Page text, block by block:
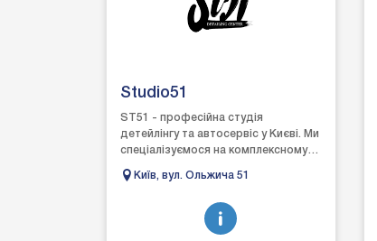
Studio51
ST51 - професійна студія
детейлінгу та автосервіс у Києві. Ми
спеціалізуємося на комплексному
автомобілів. Вик...
Київ, вул. Ольжича 51